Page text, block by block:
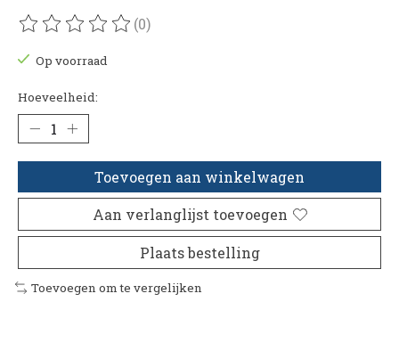
De beoordeling van dit product is
(0)
Op voorraad
Hoeveelheid:
Toevoegen aan winkelwagen
Aan verlanglijst toevoegen
Plaats bestelling
Toevoegen om te vergelijken